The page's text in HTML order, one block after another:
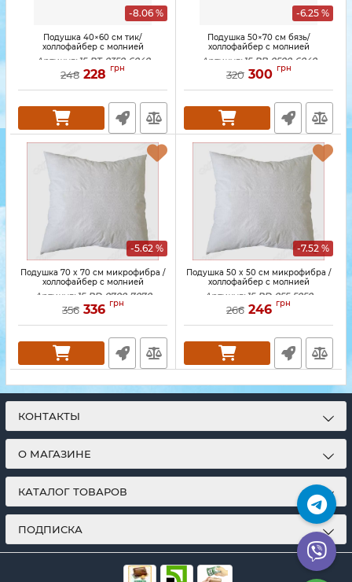
-8.06 %
Подушка 40×60 см тик/
холлофайбер с молнией
Артикул: 15-PT-0350-6040
248 228 грн
-6.25 %
Подушка 50×70 см бязь/
холлофайбер с молнией
Артикул: 15-PB-0500-6040
320 300 грн
-5.62 %
Подушка 70 x 70 см микрофибра /
холлофайбер с молнией
Артикул: 15-PD-0700-7070
356 336 грн
-7.52 %
Подушка 50 x 50 см микрофибра /
холлофайбер с молнией
Артикул: 15-PD-055-5050
266 246 грн
КОНТАКТЫ
О МАГАЗИНЕ
КАТАЛОГ ТОВАРОВ
ПОДПИСКА